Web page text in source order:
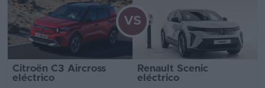
Citroën C3 Aircross
eléctrico
Renault Scenic
eléctrico
VS